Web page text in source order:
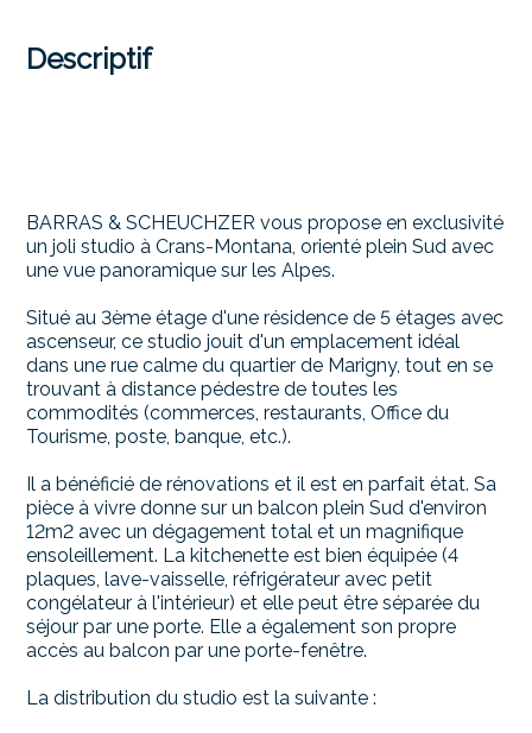
Descriptif
BARRAS & SCHEUCHZER vous propose en exclusivité
un joli studio à Crans-Montana, orienté plein Sud avec
une vue panoramique sur les Alpes.
Situé au 3ème étage d'une résidence de 5 étages avec
ascenseur, ce studio jouit d'un emplacement idéal
dans une rue calme du quartier de Marigny, tout en se
trouvant à distance pédestre de toutes les
commodités (commerces, restaurants, Office du
Tourisme, poste, banque, etc.).
Il a bénéficié de rénovations et il est en parfait état. Sa
pièce à vivre donne sur un balcon plein Sud d'environ
12m2 avec un dégagement total et un magnifique
ensoleillement. La kitchenette est bien équipée (4
plaques, lave-vaisselle, réfrigérateur avec petit
congélateur à l'intérieur) et elle peut être séparée du
séjour par une porte. Elle a également son propre
accès au balcon par une porte-fenêtre.
La distribution du studio est la suivante :